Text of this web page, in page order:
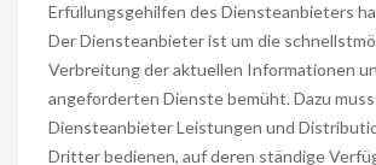
Erfüllungsgehilfen des Diensteanbieters
Der Diensteanbieter ist um die
Verbreitung der aktuellen Informationen
angeforderten Dienste bemüht. Dazu
Diensteanbieter Leistungen und
Dritter bedienen, auf deren ständige